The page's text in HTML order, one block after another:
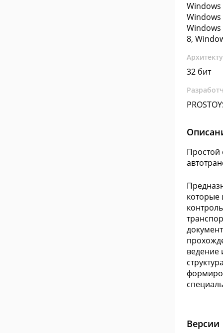
Windows
Windows
Windows
8,
32 бит
Простой
которые
ведение
Версии